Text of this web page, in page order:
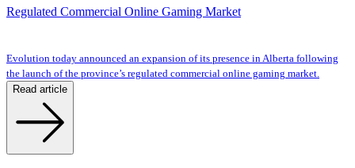
Regulated Commercial Online Gaming Market
Evolution today announced an expansion of its presence in Alberta following
the launch of the province’s regulated commercial online gaming market.
Read article